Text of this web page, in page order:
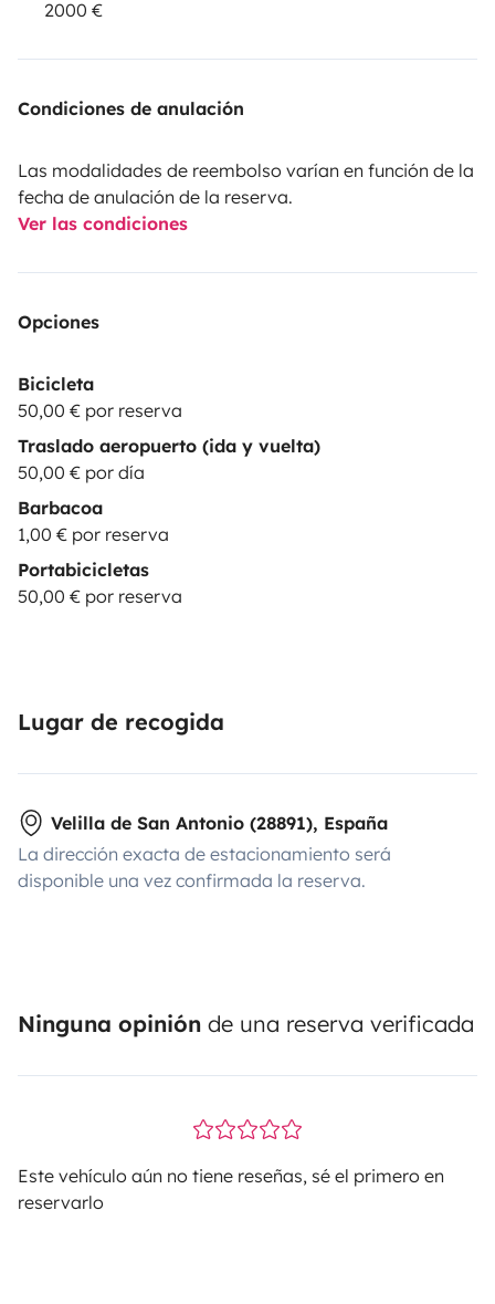
2000 €
Condiciones de anulación
Las modalidades de reembolso varían en función de la
fecha de anulación de la reserva.
Ver las condiciones
Opciones
Bicicleta
50,00 € por reserva
Traslado aeropuerto (ida y vuelta)
50,00 € por día
Barbacoa
1,00 € por reserva
Portabicicletas
50,00 € por reserva
Lugar de recogida
Velilla de San Antonio (28891), España
La dirección exacta de estacionamiento será
disponible una vez confirmada la reserva.
Ninguna opinión de una reserva verificada
Este vehículo aún no tiene reseñas, sé el primero en
reservarlo